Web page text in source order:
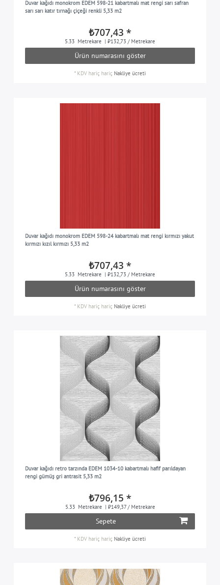
Duvar kağıdı monokrom EDEM 598-21 kabartmalı mat rengi sarı safran
sarı sarı katır tırnağı çiçeği renkli 5,33 m2
₺707,43 *
5.33 Metrekare | ₺132,73 / Metrekare
Ürün numarasını göster
* KDV hariç hariç Nakliye ücreti
Duvar kağıdı monokrom EDEM 598-24 kabartmalı mat rengi kırmızı yakut
kırmızı kızıl kırmızı 5,33 m2
₺707,43 *
5.33 Metrekare | ₺132,73 / Metrekare
Ürün numarasını göster
* KDV hariç hariç Nakliye ücreti
Duvar kağıdı retro tarzında EDEM 1034-10 kabartmalı hafif parıldayan
rengi gümüş gri antrasit 5,33 m2
₺796,15 *
5.33 Metrekare | ₺149,37 / Metrekare
Sepete
* KDV hariç hariç Nakliye ücreti